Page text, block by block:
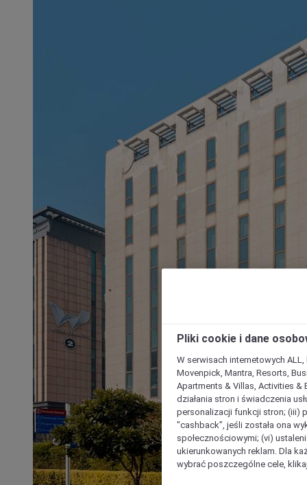
Pliki cookie i dane
W serwisach internetowych
Movenpick, Mantra, Resorts,
Apartments & Villas, Activities &
działania stron i świadczenia
personalizacji funkcji stron; (iii)
"cashback”, jeśli została ona
społecznościowymi; (vi)
ukierunkowanych reklam. Dla
wybrać poszczególne cele,